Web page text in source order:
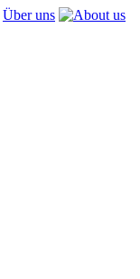
Über uns